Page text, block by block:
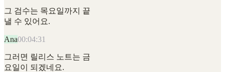
그 검수는 목요일까지 끝
낼 수 있어요.
Ana00:04:31
그러면 릴리스 노트는 금
요일이 되겠네요.